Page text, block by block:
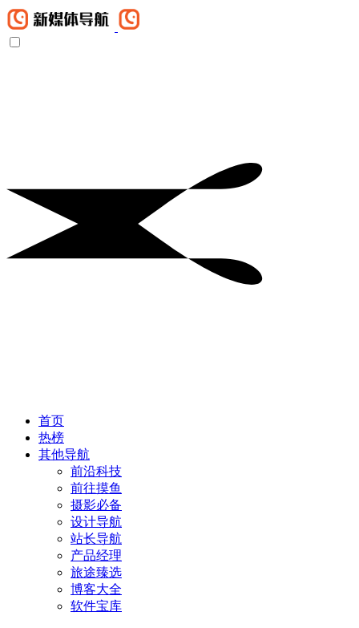
首页
热榜
其他导航
前沿科技
前往摸鱼
摄影必备
设计导航
站长导航
产品经理
旅途臻选
博客大全
软件宝库